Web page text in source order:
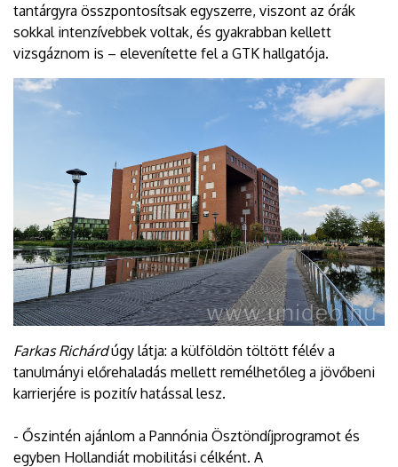
tantárgyra összpontosítsak egyszerre, viszont az órák
sokkal intenzívebbek voltak, és gyakrabban kellett
vizsgáznom is – elevenítette fel a GTK hallgatója.
Farkas Richárdúgy látja: a külföldön töltött félév a
tanulmányi előrehaladás mellett remélhetőleg a jövőbeni
karrierjére is pozitív hatással lesz.
- Őszintén ajánlom a Pannónia Ösztöndíjprogramot és
egyben Hollandiát mobilitási célként. A